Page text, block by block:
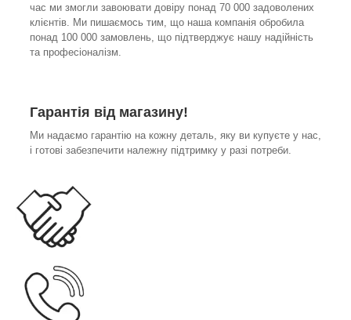
час ми змогли завоювати довіру понад 70 000 задоволених
клієнтів. Ми пишаємось тим, що наша компанія обробила
понад 100 000 замовлень, що підтверджує нашу надійність
та професіоналізм.
Гарантія від магазину!
Ми надаємо гарантію на кожну деталь, яку ви купуєте у нас,
і готові забезпечити належну підтримку у разі потреби.